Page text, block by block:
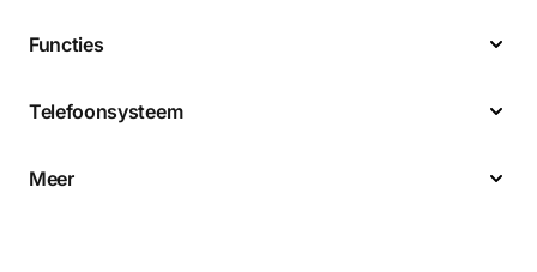
Functies
Telefoonsysteem
Meer